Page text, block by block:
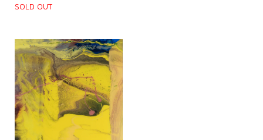
SOLD OUT